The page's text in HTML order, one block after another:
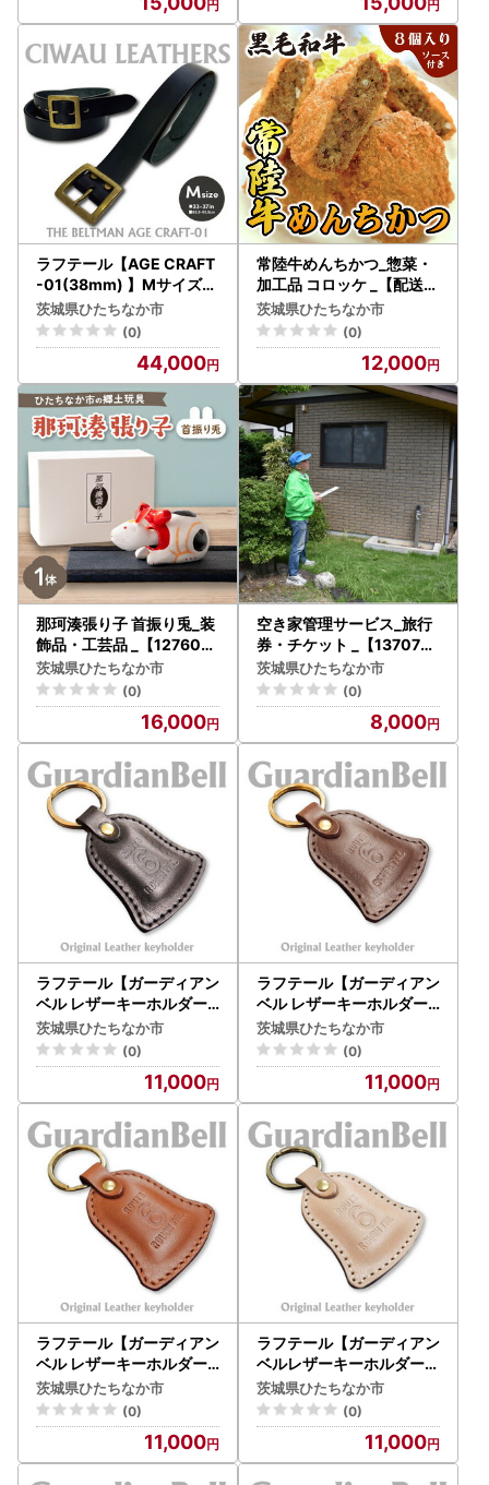
ラフテール【AGE CRAFT
-01(38mm) 】Mサイズ
BELT-AC01-BK-BR-M【
1639655】
茨城県ひたちなか市
(0)
44,000
常陸牛めんちかつ_惣菜・
加工品 コロッケ _【配送不
可地域：離島】【123720
2】
茨城県ひたちなか市
(0)
12,000
那珂湊張り子 首振り兎_装
飾品・工芸品 _【127604
4】
茨城県ひたちなか市
(0)
16,000
空き家管理サービス_旅行
券・チケット _【1370733
】
茨城県ひたちなか市
(0)
8,000
ラフテール【ガーディアン
ベル レザーキーホルダー
】ブラック _雑貨 _【1
482243】
茨城県ひたちなか市
(0)
11,000
ラフテール【ガーディアン
ベル レザーキーホルダー
】ダークブラウン_雑貨 _
【1482521】
茨城県ひたちなか市
(0)
11,000
ラフテール【ガーディアン
ベル レザーキーホルダー
】ライトブラウン_雑貨 _
【1482938】
茨城県ひたちなか市
(0)
11,000
ラフテール【ガーディアン
ベルレザーキーホルダー】
ナチュラル_雑貨 _【1482
947】
茨城県ひたちなか市
(0)
11,000